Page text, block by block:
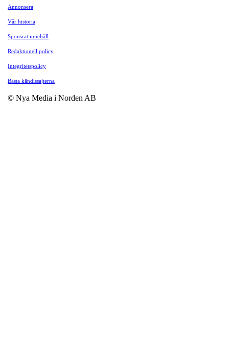
Annonsera
Vår historia
Sponsrat innehåll
Redaktionell policy
Integritetspolicy
Bästa kändissajterna
© Nya Media i Norden AB